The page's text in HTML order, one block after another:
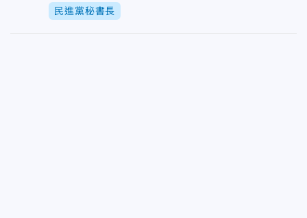
民進黨秘書長